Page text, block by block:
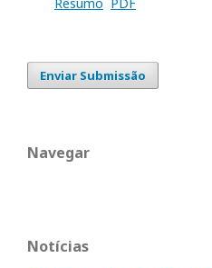
Enviar Submissão
Navegar
Notícias